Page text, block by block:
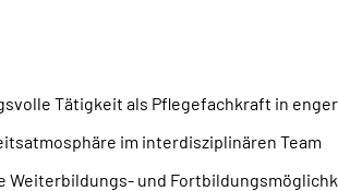
Tätigkeit als Pflegefachkraft in
im interdisziplinären Team
Weiterbildungs- und